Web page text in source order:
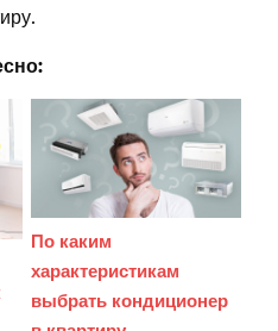
По каким
характеристикам
выбрать кондиционер